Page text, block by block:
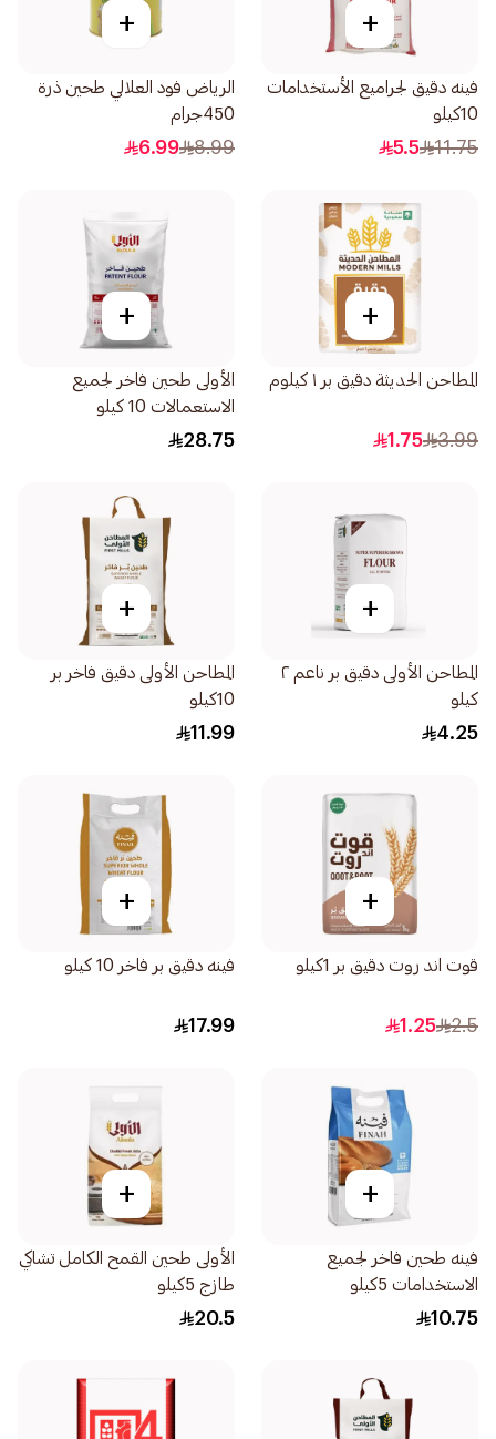
+
فينه دقيق لجراميع الأستخدامات
10كيلو
11.75
5.5
+
الرياض فود العلالي طحين ذرة
450جرام
8.99
6.99
+
المطاحن الحديثة دقيق بر ١ كيلوم
3.99
1.75
+
الأولى طحين فاخر لجميع
الاستعمالات 10 كيلو
28.75
+
المطاحن الأولى دقيق بر ناعم ٢
كيلو
4.25
+
المطاحن الأولى دقيق فاخر بر
10كيلو
11.99
+
قوت اند روت دقيق بر 1كيلو
2.5
1.25
+
فينه دقيق بر فاخر 10 كيلو
17.99
+
فينه طحين فاخر لجميع
الاستخدامات 5كيلو
10.75
+
الأولى طحين القمح الكامل تشاكي
طازج 5كيلو
20.5